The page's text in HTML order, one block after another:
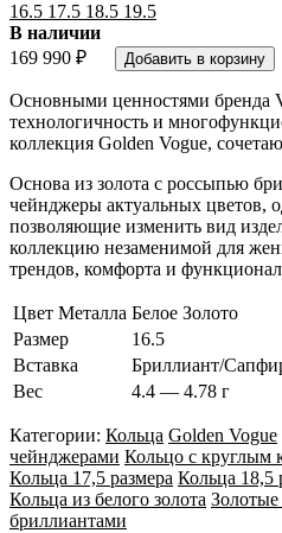
16.5 17.5 18.5 19.5
В наличии
169 990 ₽
Основными ценностями бренда
технологичность и
коллекция Golden Vogue,
Основа из золота с россыпью
чейнджеры актуальных цветов,
позволяющие изменить вид
коллекцию незаменимой для
трендов, комфорта и
Цвет Металла Белое Золото
Размер
16.5
Вставка
Бриллиант/
Вес
4.4 — 4.78 г
Категории: Кольца Golden Vogue
чейнджерами Кольцо с круглым
Кольца 17,5 размера Кольца 18,5
Кольца из белого золота Золотые
бриллиантами